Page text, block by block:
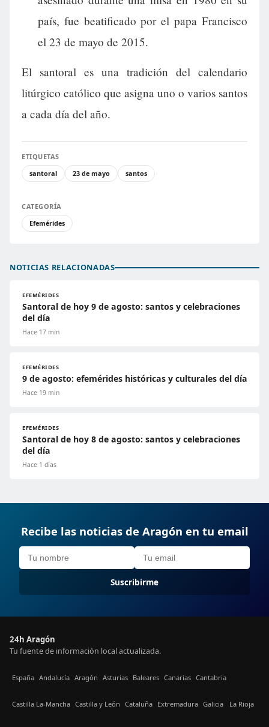
país, fue beatificado por el papa Francisco
el 23 de mayo de 2015.
El santoral es una tradición del calendario
litúrgico católico que asigna uno o varios santos
a cada día del año.
ETIQUETAS
santoral
23 de mayo santos
CATEGORÍA
Efemérides
NOTICIAS RELACIONADAS
EFEMÉRIDES
Santoral de hoy 9 de agosto: santos y celebraciones
del día
Hace 17 min
EFEMÉRIDES
9 de agosto: efemérides históricas y culturales del día
Hace 19 min
EFEMÉRIDES
Santoral de hoy 8 de agosto: santos y celebraciones
del día
Hace 1 días
Recibe las noticias de Aragón en tu email
Suscribirme
24h Aragón
Tu fuente de información local actualizada.
España Andalucía Aragón Asturias Baleares Canarias Cantabria
Castilla La-Mancha Castilla y León Cataluña Extremadura Galicia La Rioja